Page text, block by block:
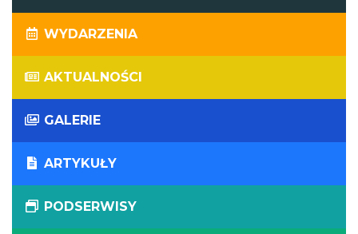
WYDARZENIA
AKTUALNOŚCI
GALERIE
ARTYKUŁY
PODSERWISY